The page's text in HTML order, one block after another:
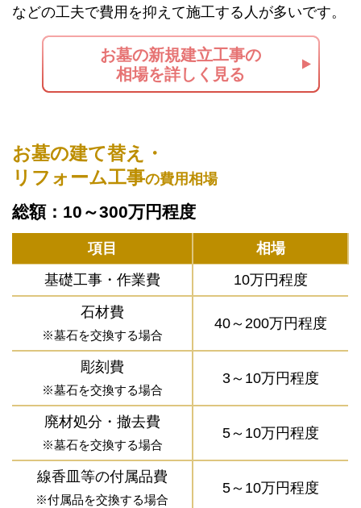
などの工夫で費用を抑えて施工する人が多いです。
お墓の新規建立工事の
相場を詳しく見る
お墓の建て替え・
リフォーム工事の費用相場
総額：10～300万円程度
項目
相場
基礎工事・作業費
10万円程度
石材費
※墓石を交換する場合
40～200万円程度
彫刻費
※墓石を交換する場合
3～10万円程度
廃材処分・撤去費
※墓石を交換する場合
5～10万円程度
線香皿等の付属品費
※付属品を交換する場合
5～10万円程度